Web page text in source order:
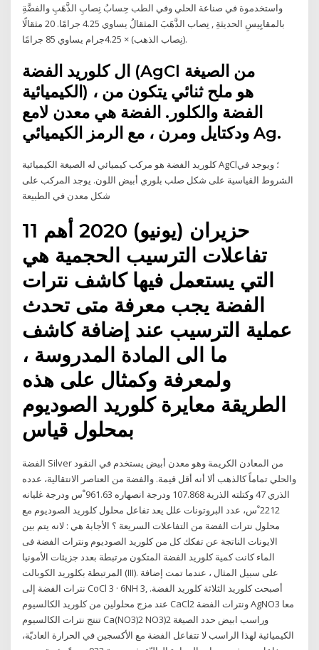
واستخدموة في صناعة الحلي وفي الطب حِسابُ نِصابِ الذَّهَبِ والفضَّةِ
بالمقايِيسِ الحديثةِ , نِصاب الذَّهَبَ المثقالُ يساوي 4.25 جرامًا. 20 مثقالًا
(نِصاب الذهب) × 4.25جرام يساوي 85 جرامًا.
ال كلوريد الفضة (AgCl من الصيغة
الكيميائية) ، هو ملح ثنائي يتكون من
الفضة والكلور. الفضة هي معدن لامع
ودكتايل ومرن ، مع الرمز الكيميائي Ag.
كلوريد الفضة هو مركب كيميائي له الصيغة الكيميائية AgCl؛ ويوجد في
الشروط القياسية على شكل صلب بلوري أبيض اللون. يوجد المركب على
11 حزيران (يونيو) 2020 أهم
تفاعلات الترسيب الحجمية هي
التي يستعمل فيها كاشف نترات
الفضة يجب معرفة متى تحدث
عملية الترسيب عند إضافة كاشف
ما الى المادة المدروسة ،
ولمعرفة وكمثال على هذه
الطريقة معايرة كلوريد الصوديوم
بمحلول قياس
الفضة Silver من المعادن الكريمة وهو معدن أبيض يستخدم في النقود
والحلي تماماً كالذهب ألا أنه أقل قيمة. والفضة من العناصر الانتقالية، عدده
الذري 47 وكتلته الذرية 107.868 ودرجة انصهاره 961.63 ْس ودرجة غليانه
2212 ْس، عدد البروتونات علل يعد تفاعل محلول كلوريد الصوديوم مع
محلول نترات الفضة من التفاعلات السريعة ؟ الأجابة هي : لانه يتم بين
الايونات الناتجة عن تفكك كل من كلوريد الصوديوم ونترات الفضة فى
الماء كانت كمية كلوريد الفضة المتكون مرتبطة بعدد جزيئات الأمونيا
المرتبطة بكلوريد الكوبالت (III). على سبيل المثال ، عندما تمت إضافة
نترات الفضة إلى CoCl 3 · 6NH 3, أصبحت كلوريد الثلاثة كلوريد الفضة.
عند مزج محلولين من كلوريد الكالسيوم CaCl2 ونترات الفضة AgNO3 معا
تنتج نترات الكالسيوم Ca(NO3)2 NO3)2 وراسب ابيض حدد الصيغة
الكيميائية لهذا الراسب لا تتفاعل الفضة مع الأكسجين في الحرارة العاديّة،